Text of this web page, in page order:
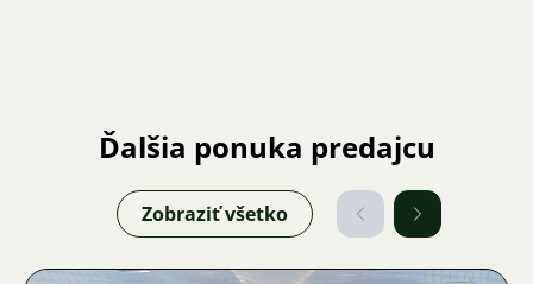
Ďalšia ponuka predajcu
Zobraziť všetko